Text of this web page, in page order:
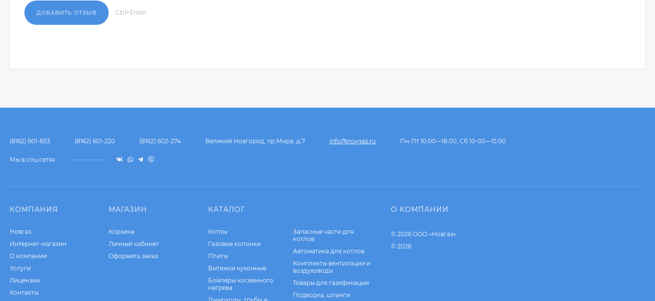
Ctrl+Enter
(8162) 601-853 (8162) 601-220 (8162) 602-274 Великий Новгород, пр.Мира, д.7 info@novgas.ru Пн-Пт 10:00—18:00, Сб 10-00—15:00
Мы в соц.сетях
КОМПАНИЯ
Новгаз
Интернет-магазин
О компании
Услуги
Лицензии
Контакты
МАГАЗИН
Корзина
Личный кабинет
Оформить заказ
КАТАЛОГ
Котлы
Газовые колонки
Плиты
Вытяжки кухонные
Бойлеры косвенного
нагрева
Запасные части для
котлов
Автоматика для котлов
Комплекты вентиляции и
воздуховоды
Товары для газификации
Подводка, шланги
О КОМПАНИИ
© 2026 ООО «Новгаз»
© 2026